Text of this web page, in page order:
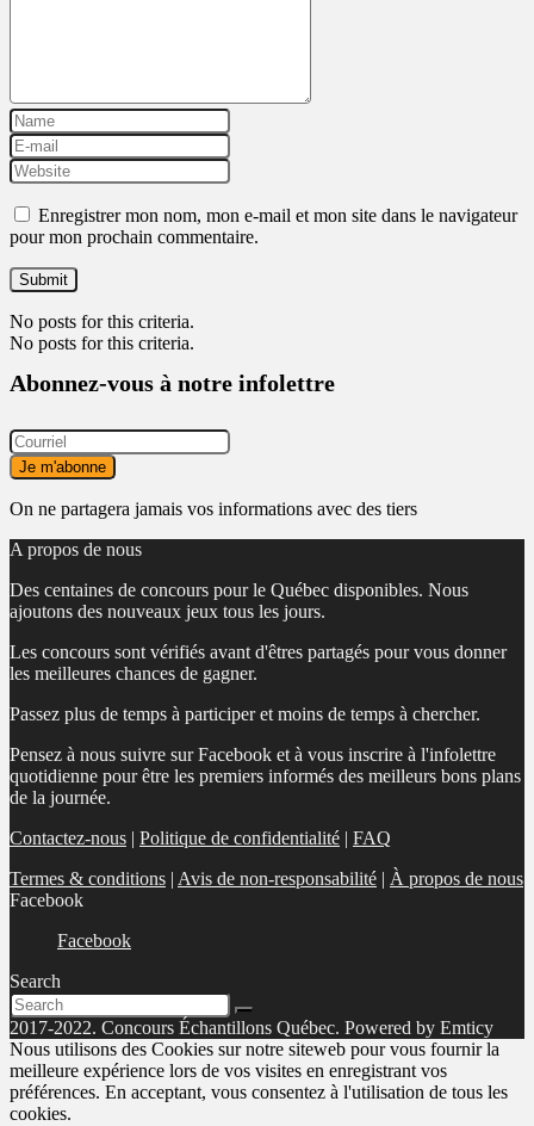
Enregistrer mon nom, mon e-mail et mon site dans le navigateur
pour mon prochain commentaire.
No posts for this criteria.
No posts for this criteria.
Abonnez-vous à notre infolettre
On ne partagera jamais vos informations avec des tiers
A propos de nous
Des centaines de concours pour le Québec disponibles. Nous
ajoutons des nouveaux jeux tous les jours.
Les concours sont vérifiés avant d'êtres partagés pour vous donner
les meilleures chances de gagner.
Passez plus de temps à participer et moins de temps à chercher.
Pensez à nous suivre sur Facebook et à vous inscrire à l'infolettre
quotidienne pour être les premiers informés des meilleurs bons plans
de la journée.
Contactez-nous | Politique de confidentialité | FAQ
Termes & conditions | Avis de non-responsabilité | À propos de nous
Facebook
Facebook
Search
2017-2022. Concours Échantillons Québec. Powered by Emticy
Nous utilisons des Cookies sur notre siteweb pour vous fournir la
meilleure expérience lors de vos visites en enregistrant vos
préférences. En acceptant, vous consentez à l'utilisation de tous les
cookies.